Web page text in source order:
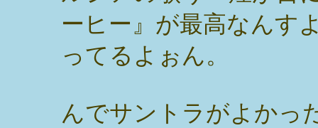
ーヒー』が最高なんす
ってるよぉん。
んでサントラがよかっ